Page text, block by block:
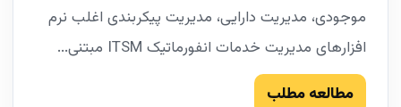
موجودی، مدیریت دارایی، مدیریت پیکربندی اغلب نرم
افزارهای مدیریت خدمات انفورماتیک ITSM مبتنی...
مطالعه مطلب